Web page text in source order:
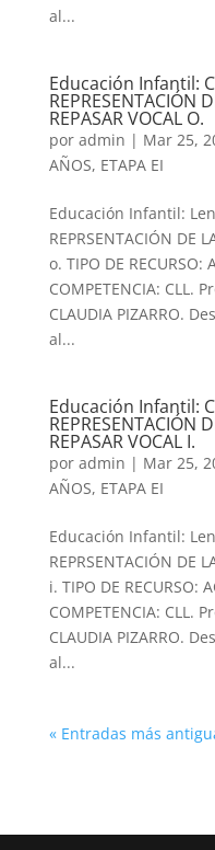
al...
Educación Infantil:
REPRESENTACIÓN
REPASAR VOCAL O.
por admin | Mar 25,
AÑOS, ETAPA EI
Educación Infantil:
REPRSENTACIÓN DE
o. TIPO DE RECURSO:
COMPETENCIA: CLL.
CLAUDIA PIZARRO.
al...
Educación Infantil:
REPRESENTACIÓN
REPASAR VOCAL I.
por admin | Mar 25,
AÑOS, ETAPA EI
Educación Infantil:
REPRSENTACIÓN DE
i. TIPO DE RECURSO:
COMPETENCIA: CLL.
CLAUDIA PIZARRO.
al...
« Entradas más